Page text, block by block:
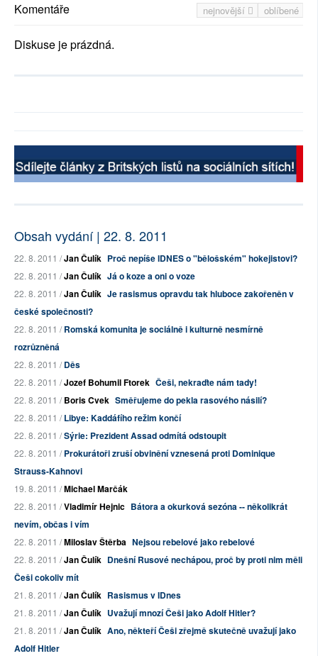
nejnovější oblíbené
Komentáře
Diskuse je prázdná.
Obsah vydání | 22. 8. 2011
22. 8. 2011 /Jan Čulík Proč nepíše IDNES o "bělošském" hokejistovi?
22. 8. 2011 /Jan Čulík Já o koze a oni o voze
22. 8. 2011 /Jan Čulík Je rasismus opravdu tak hluboce zakořeněn v
české společnosti?
22. 8. 2011 /Romská komunita je sociálně i kulturně nesmírně
rozrůzněná
22. 8. 2011 /Děs
22. 8. 2011 /Jozef Bohumil Ftorek Češi, nekraďte nám tady!
22. 8. 2011 /Boris Cvek Směřujeme do pekla rasového násilí?
22. 8. 2011 /Libye: Kaddáfího režim končí
22. 8. 2011 /Sýrie: Prezident Assad odmítá odstoupit
22. 8. 2011 /Prokurátoři zruší obvinění vznesená proti Dominique
Strauss-Kahnovi
19. 8. 2011 /Michael Marčák
22. 8. 2011 /Vladimír Hejnic Bátora a okurková sezóna -- několikrát
nevím, občas i vím
22. 8. 2011 /Miloslav Štěrba Nejsou rebelové jako rebelové
22. 8. 2011 /Jan Čulík Dnešní Rusové nechápou, proč by proti nim měli
Češi cokoliv mít
21. 8. 2011 /Jan Čulík Rasismus v IDnes
21. 8. 2011 /Jan Čulík Uvažují mnozí Češi jako Adolf Hitler?
21. 8. 2011 /Jan Čulík Ano, někteří Češi zřejmě skutečně uvažují jako
Adolf Hitler